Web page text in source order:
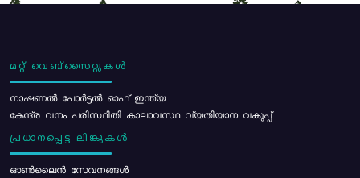
മറ്റ് വെബ്സൈറ്റുകൾ
നാഷണൽ പോർട്ടൽ ഓഫ് ഇന്ത്യ
കേന്ദ്ര വനം പരിസ്ഥിതി കാലാവസ്ഥ വ്യതിയാന വകുപ്പ്
പ്രധാനപ്പെട്ട ലിങ്കുകൾ
ഓൺലൈൻ സേവനങ്ങൾ